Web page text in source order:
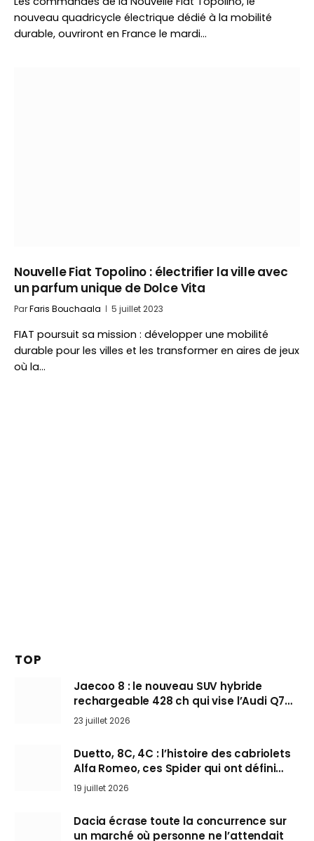
nouveau quadricycle électrique dédié à la mobilité
durable, ouvriront en France le mardi…
Nouvelle Fiat Topolino : électrifier la ville avec
un parfum unique de Dolce Vita
ParFaris Bouchaala 5 juillet 2023
FIAT poursuit sa mission : développer une mobilité
durable pour les villes et les transformer en aires de jeux
où la…
TOP
Jaecoo 8 : le nouveau SUV hybride
rechargeable 428 ch qui vise l’Audi Q7
arrive en Europe cet automne
23 juillet 2026
Duetto, 8C, 4C : l’histoire des cabriolets
Alfa Romeo, ces Spider qui ont défini
l’art de rouler cheveux au vent
19 juillet 2026
Dacia écrase toute la concurrence sur
un marché où personne ne l’attendait